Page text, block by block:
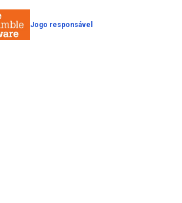
Jogo responsável